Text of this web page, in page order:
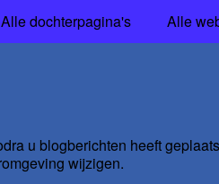
Alle dochterpagina's Alle
u blogberichten heeft
wijzigen.